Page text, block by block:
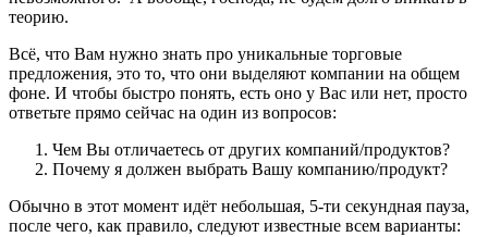
теорию.
Всё, что Вам нужно знать про уникальные торговые
предложения, это то, что они выделяют компании на общем
фоне. И чтобы быстро понять, есть оно у Вас или нет, просто
ответьте прямо сейчас на один из вопросов:
Чем Вы отличаетесь от других компаний/продуктов?
Почему я должен выбрать Вашу компанию/продукт?
Обычно в этот момент идёт небольшая, 5-ти секундная пауза,
после чего, как правило, следуют известные всем варианты: